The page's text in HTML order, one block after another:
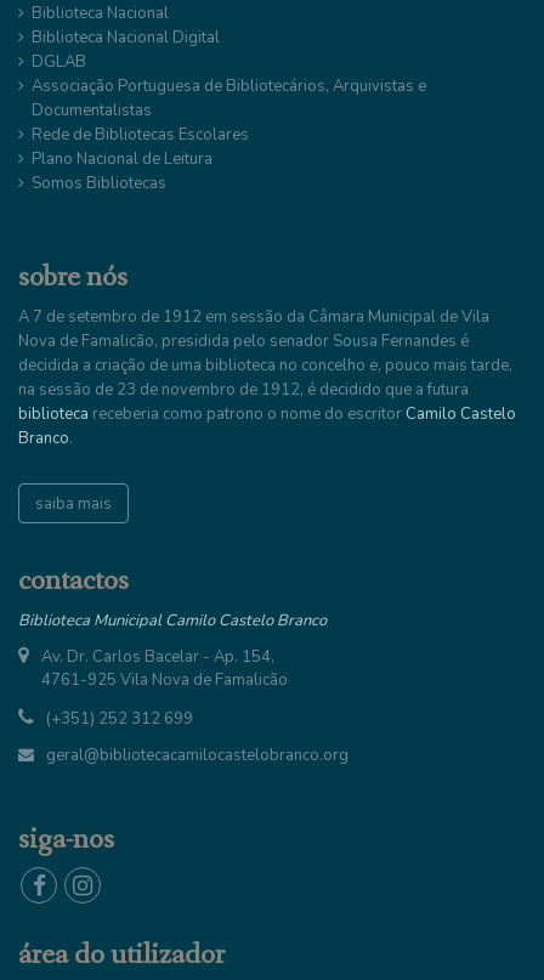
Biblioteca Nacional
Biblioteca Nacional Digital
DGLAB
Associação Portuguesa de Bibliotecários, Arquivistas e
Documentalistas
Rede de Bibliotecas Escolares
Plano Nacional de Leitura
Somos Bibliotecas
sobre nós
A 7 de setembro de 1912 em sessão da Câmara Municipal de Vila
Nova de Famalicão, presidida pelo senador Sousa Fernandes é
decidida a criação de uma biblioteca no concelho e, pouco mais tarde,
na sessão de 23 de novembro de 1912, é decidido que a futura
biblioteca receberia como patrono o nome do escritor Camilo Castelo
Branco.
saiba mais
contactos
Biblioteca Municipal Camilo Castelo Branco
Av. Dr. Carlos Bacelar - Ap. 154,
4761-925 Vila Nova de Famalicão
(+351) 252 312 699
geral@bibliotecacamilocastelobranco.org
siga-nos
área do utilizador